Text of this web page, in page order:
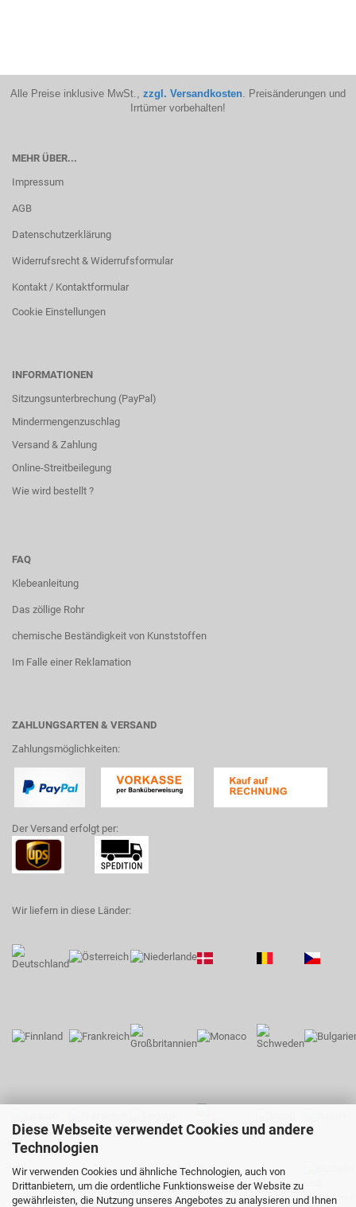
Diese Webseite verwendet Cookies und andere
Technologien
Wir verwenden Cookies und ähnliche Technologien, auch von
Drittanbietern, um die ordentliche Funktionsweise der Website zu
gewährleisten, die Nutzung unseres Angebotes zu analysieren und Ihnen
Alle Preise inklusive MwSt., zzgl. Versandkosten . Preisänderungen und
Irrtümer vorbehalten!
MEHR ÜBER...
Impressum
AGB
Datenschutzerklärung
Widerrufsrecht & Widerrufsformular
Kontakt / Kontaktformular
Cookie Einstellungen
INFORMATIONEN
Sitzungsunterbrechung (PayPal)
Mindermengenzuschlag
Versand & Zahlung
Online-Streitbeilegung
Wie wird bestellt ?
FAQ
Klebeanleitung
Das zöllige Rohr
chemische Beständigkeit von Kunststoffen
Im Falle einer Reklamation
ZAHLUNGSARTEN & VERSAND
Zahlungsmöglichkeiten:
Der Versand erfolgt per:
Wir liefern in diese Länder: